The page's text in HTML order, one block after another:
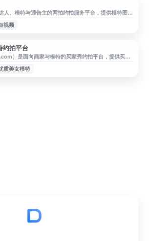
人、模特与通告主的网拍约拍服务平台，提供模特图、
播及短视频等拍摄需求对接。平台主打免佣金与安全接
通告，也便于商家和通告主发布需求、寻找合适人选，
视频
约拍平台
）是面向商家与模特的买家秀约拍平台，提供买家
短视频拍摄等服务。平台汇集多类型模特资源，支持商
合作对象，并通过担保交易提升约拍流程的安全性与效
质美女模特